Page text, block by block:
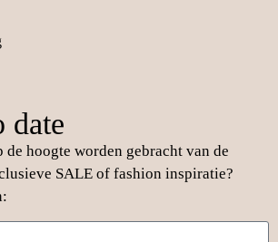
date
hoogte worden gebracht van de
SALE of fashion inspiratie?